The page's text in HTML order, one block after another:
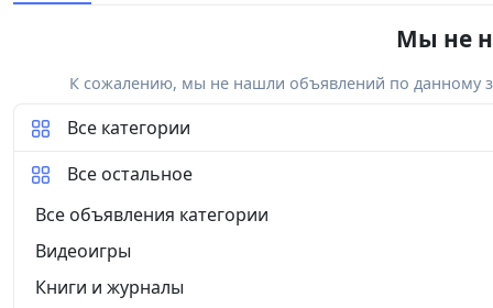
Мы не
К сожалению, мы не нашли объявлений по данному
Все категории
Все остальное
Все объявления категории
Видеоигры
Книги и журналы